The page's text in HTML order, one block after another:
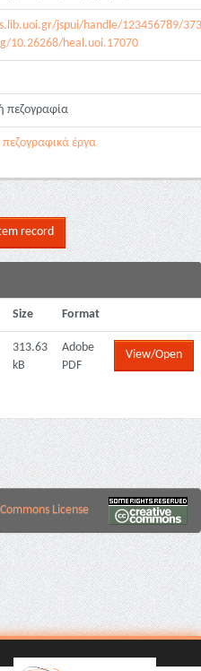
jspui/handle/123456789/
10.26268/heal.uoi.17070
πεζογραφία
πεζογραφικά έργα
record
Size Format
313.63
kB
Adobe
PDF
View/Open
License